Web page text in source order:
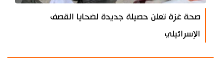
صحة غزة تعلن حصيلة جديدة لضحايا القصف
الإسرائيلي